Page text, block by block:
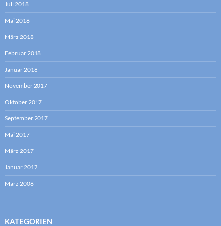
Juli 2018
Mai 2018
März 2018
Februar 2018
Januar 2018
November 2017
Oktober 2017
September 2017
Mai 2017
März 2017
Januar 2017
März 2008
KATEGORIEN